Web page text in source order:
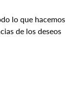
lo que hacemos
de los deseos